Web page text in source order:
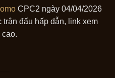
CPC2 ngày 04/04/2026
trận đấu hấp dẫn, link xem